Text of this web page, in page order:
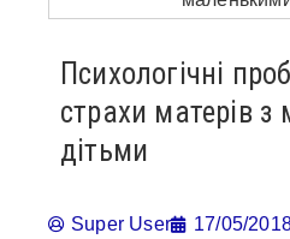
Психологічні
страхи матерів
дітьми
Super User 17/05/